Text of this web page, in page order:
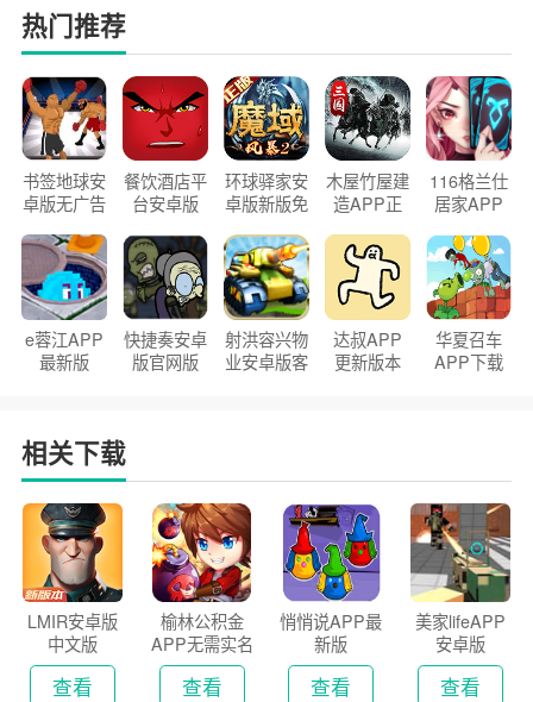
热门推荐
书签地球安
卓版无广告
餐饮酒店平
台安卓版
环球驿家安
卓版新版免
木屋竹屋建
造APP正
116格兰仕
居家APP
e蓉江APP
最新版
快捷奏安卓
版官网版
射洪容兴物
业安卓版客
达叔APP
更新版本
华夏召车
APP下载
相关下载
LMIR安卓版
中文版
查看
榆林公积金
APP无需实名
认证版
查看
悄悄说APP最
新版
查看
美家lifeAPP
安卓版
查看